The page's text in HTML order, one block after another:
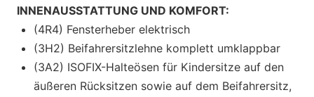
INNENAUSSTATTUNG UND KOMFORT:
(4R4) Fensterheber elektrisch
(3H2) Beifahrersitzlehne komplett umklappbar
(3A2) ISOFIX-Halteösen für Kindersitze auf den
äußeren Rücksitzen sowie auf dem Beifahrersitz,